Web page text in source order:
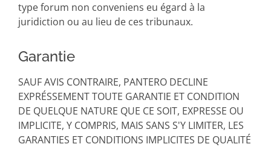
typeforum non conveniens eu égard à la
juridiction ou au lieu de ces tribunaux.
Garantie
SAUF AVIS CONTRAIRE, PANTERO DECLINE
EXPRÉSSEMENT TOUTE GARANTIE ET CONDITION
DE QUELQUE NATURE QUE CE SOIT, EXPRESSE OU
IMPLICITE, Y COMPRIS, MAIS SANS S'Y LIMITER, LES
GARANTIES ET CONDITIONS IMPLICITES DE QUALITÉ